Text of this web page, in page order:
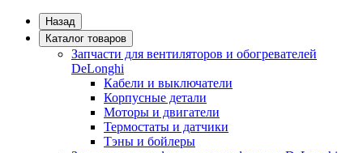
Назад
Каталог товаров
Запчасти для вентиляторов и обогревателей
DeLonghi
Кабели и выключатели
Корпусные детали
Моторы и двигатели
Термостаты и датчики
Тэны и бойлеры